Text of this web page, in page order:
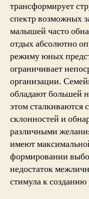
трансформирует
спектр возможных
малышей часто
отдых абсолютно
режиму юных
ограничивает
организации.
обладают большей
этом сталкиваются
склонностей и
различными
имеют
формировании
недостаток
стимула к созданию